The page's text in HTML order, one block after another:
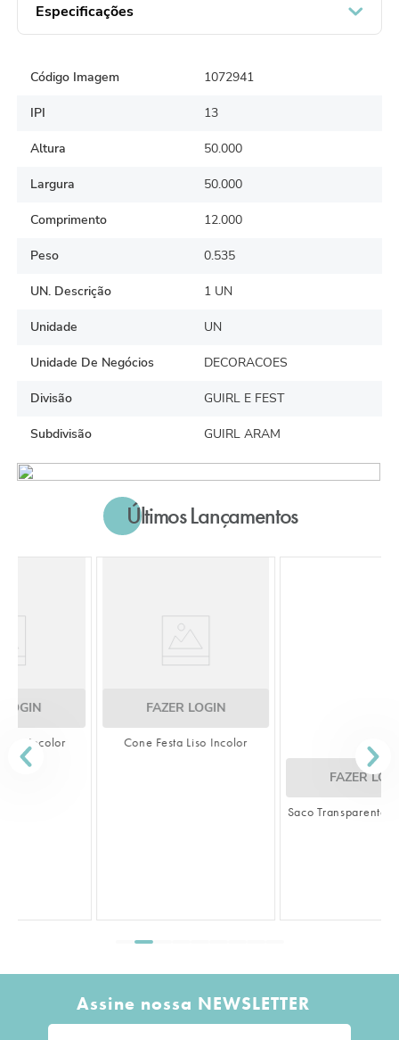
Especificações
Código Imagem 1072941
IPI 13
Altura 50.000
Largura 50.000
Comprimento 12.000
Peso 0.535
UN. Descrição 1 UN
Unidade UN
Unidade De Negócios DECORACOES
Divisão GUIRL E FEST
Subdivisão GUIRL ARAM
Últimos Lançamentos
FAZER LOGIN
Cone Festa Liso Incolor
FAZER LOGIN
Saco Transparente Liso Incolor
Assine nossa NEWSLETTER